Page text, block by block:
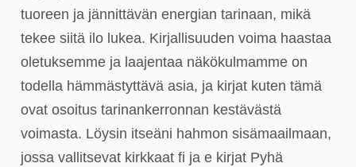
tuoreen ja jännittävän energian tarinaan, mikä
tekee siitä ilo lukea. Kirjallisuuden voima haastaa
oletuksemme ja laajentaa näkökulmamme on
todella hämmästyttävä asia, ja kirjat kuten tämä
ovat osoitus tarinankerronnan kestävästä
voimasta. Löysin itseäni hahmon sisämaailmaan,
jossa vallitsevat kirkkaat fi ja e kirjat​ Pyhä